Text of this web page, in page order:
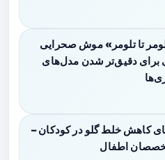
تا تلومر» موش صحرایی
برای دقیق‌تر شدن مدل‌های
کاهش خلط گلو در کودکان –
اطفال